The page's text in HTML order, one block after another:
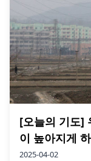
[오늘의 기도]
이 높아지게
2025-04-02